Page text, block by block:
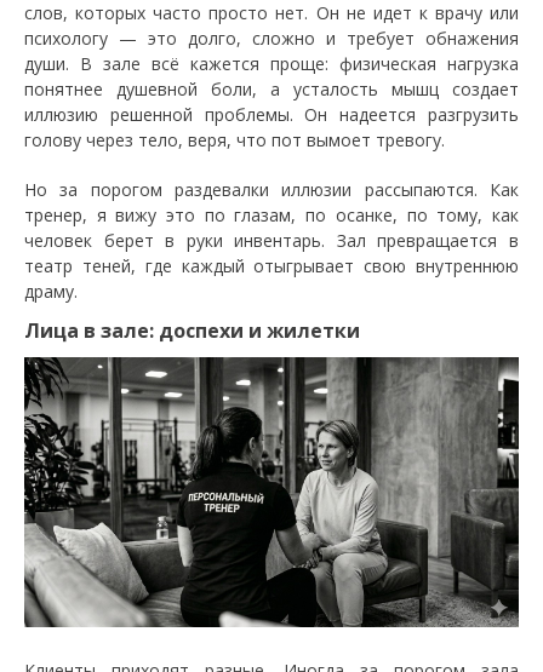
слов, которых часто просто нет. Он не идет к врачу или
психологу — это долго, сложно и требует обнажения
души. В зале всё кажется проще: физическая нагрузка
понятнее душевной боли, а усталость мышц создает
иллюзию решенной проблемы. Он надеется разгрузить
голову через тело, веря, что пот вымоет тревогу.
​Но за порогом раздевалки иллюзии рассыпаются. Как
тренер, я вижу это по глазам, по осанке, по тому, как
человек берет в руки инвентарь. Зал превращается в
театр теней, где каждый отыгрывает свою внутреннюю
драму.
​Лица в зале: доспехи и жилетки